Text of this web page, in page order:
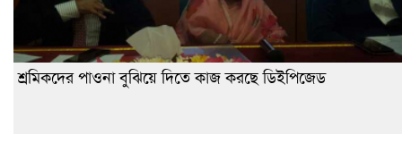
শ্রমিকদের পাওনা বুঝিয়ে দিতে কাজ করছে ডিইপিজেড